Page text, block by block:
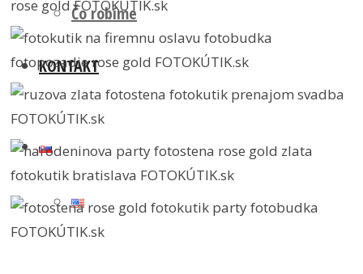
Čo robíme
KONTAKT